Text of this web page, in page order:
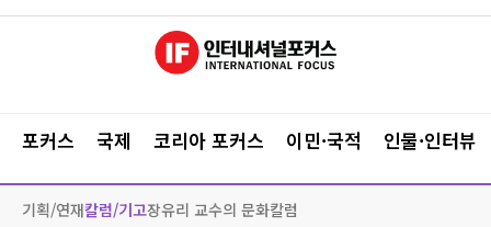
포커스 국제 코리아 포커스 이민·국적 인물·인터뷰
기획/연재칼럼/기고장유리 교수의 문화칼럼